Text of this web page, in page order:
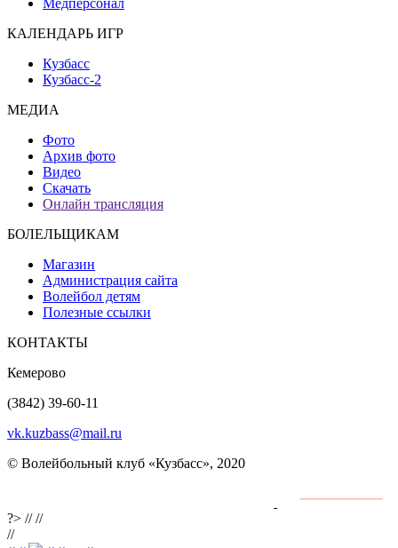
Медперсонал
КАЛЕНДАРЬ ИГР
Кузбасс
Кузбасс-2
МЕДИА
Фото
Архив фото
Видео
Скачать
Онлайн трансляция
БОЛЕЛЬЩИКАМ
Магазин
Администрация сайта
Волейбол детям
Полезные ссылки
КОНТАКТЫ
Кемерово
(3842) 39-60-11
vk.kuzbass@mail.ru
© Волейбольный клуб «Кузбасс», 2020
?> ////
//